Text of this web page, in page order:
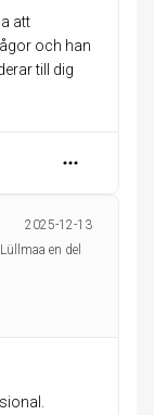
att
och han
till dig
2025-12-13
en del